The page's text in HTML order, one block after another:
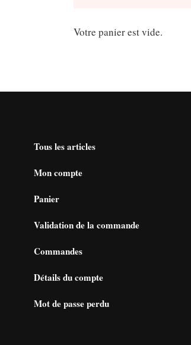
Votre panier est vide.
Tous les articles
Mon compte
Panier
Validation de la commande
Commandes
Détails du compte
Mot de passe perdu